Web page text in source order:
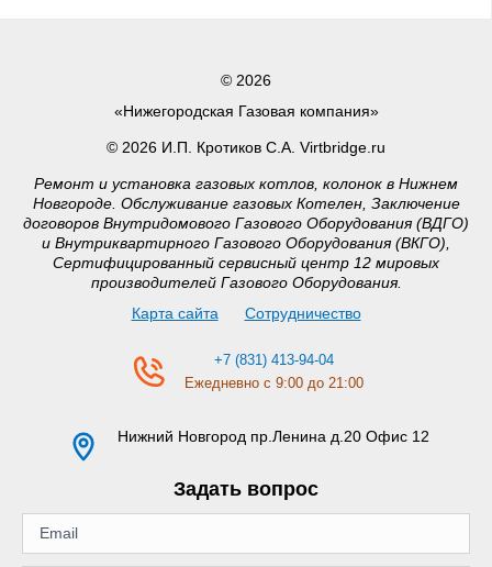
© 2026
«Нижегородская Газовая компания»
© 2026 И.П. Кротиков С.А. Virtbridge.ru
Ремонт и установка газовых котлов, колонок в Нижнем
Новгороде. Обслуживание газовых Котелен, Заключение
договоров Внутридомового Газового Оборудования (ВДГО)
и Внутриквартирного Газового Оборудования (ВКГО),
Сертифицированный сервисный центр 12 мировых
производителей Газового Оборудования.
Карта сайта
Сотрудничество
+7 (831) 413-94-04
Ежедневно с 9:00 до 21:00
Нижний Новгород пр.Ленина д.20 Офис 12
Задать вопрос